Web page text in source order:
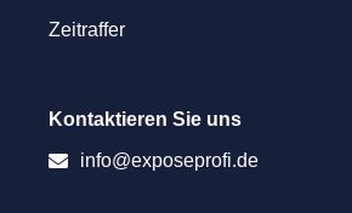
Zeitraffer
Kontaktieren Sie uns
 info@exposeprofi.de